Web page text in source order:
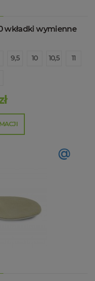
wkładki wymienne
9,5 10 10,5 11
@